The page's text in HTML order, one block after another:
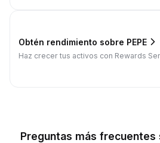
Obtén rendimiento sobre PEPE
Haz crecer tus activos con Rewards
Preguntas más frecuentes